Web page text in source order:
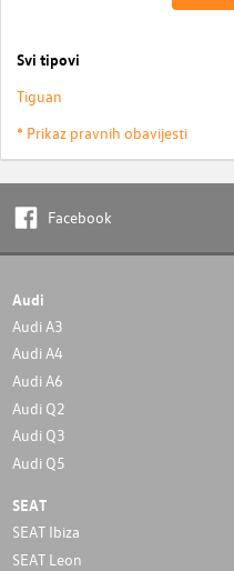
Svi tipovi
Tiguan
* Prikaz pravnih obavijesti
Facebook
Audi
Audi A3
Audi A4
Audi A6
Audi Q2
Audi Q3
Audi Q5
SEAT
SEAT Ibiza
SEAT Leon